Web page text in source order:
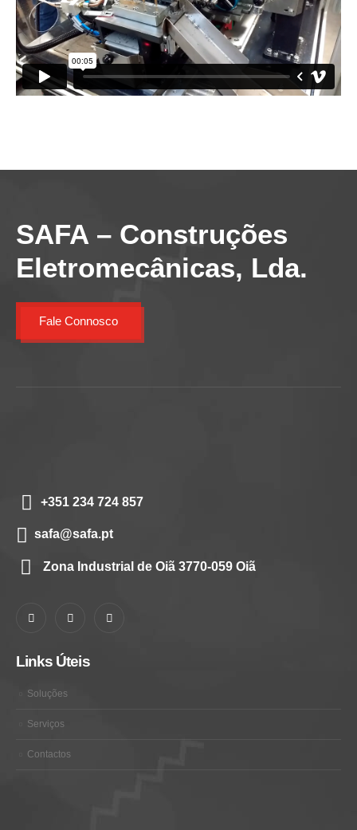
SAFA – Construções
Eletromecânicas, Lda.
Fale Connosco
+351 234 724 857
safa@safa.pt
Zona Industrial de Oiã 3770-059 Oiã
Links Úteis
Soluções
Serviços
Contactos